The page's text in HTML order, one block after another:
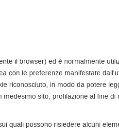
il browser) ed è normalmente
con le preferenze manifestate
riconosciuto, in modo da potere
sito, profilazione al fine
quali possono risiedere alcuni